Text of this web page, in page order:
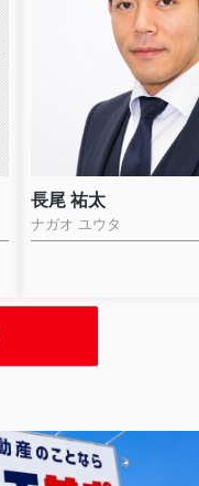
長尾 祐太
ナガオ ユウタ